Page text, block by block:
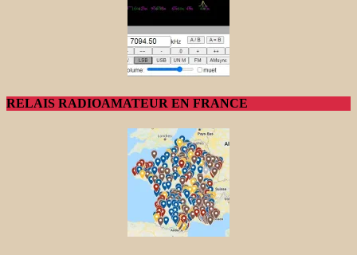
RELAIS RADIOAMATEUR EN FRANCE